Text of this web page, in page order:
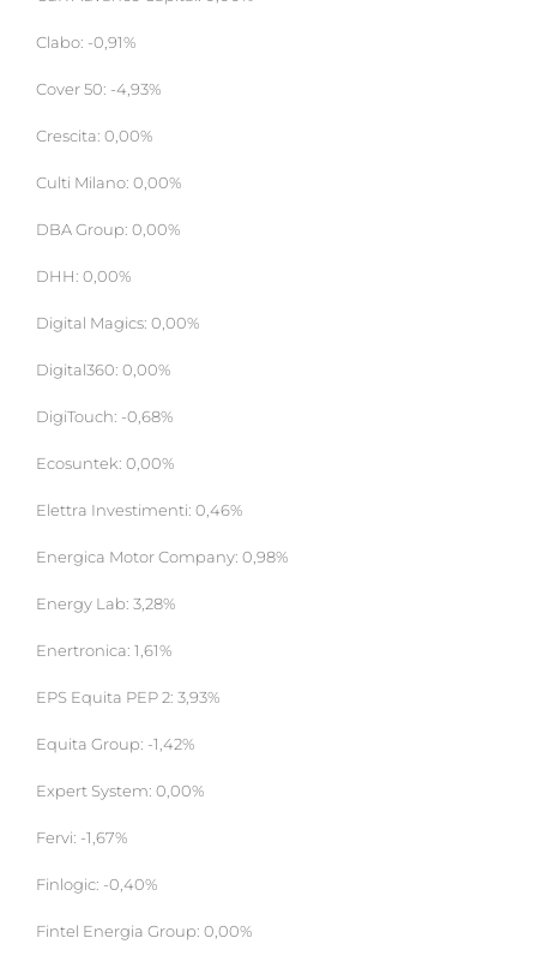
Clabo: -0,91%
Cover 50: -4,93%
Crescita: 0,00%
Culti Milano: 0,00%
DBA Group: 0,00%
DHH: 0,00%
Digital Magics: 0,00%
Digital360: 0,00%
DigiTouch: -0,68%
Ecosuntek: 0,00%
Elettra Investimenti: 0,46%
Energica Motor Company: 0,98%
Energy Lab: 3,28%
Enertronica: 1,61%
EPS Equita PEP 2: 3,93%
Equita Group: -1,42%
Expert System: 0,00%
Fervi: -1,67%
Finlogic: -0,40%
Fintel Energia Group: 0,00%